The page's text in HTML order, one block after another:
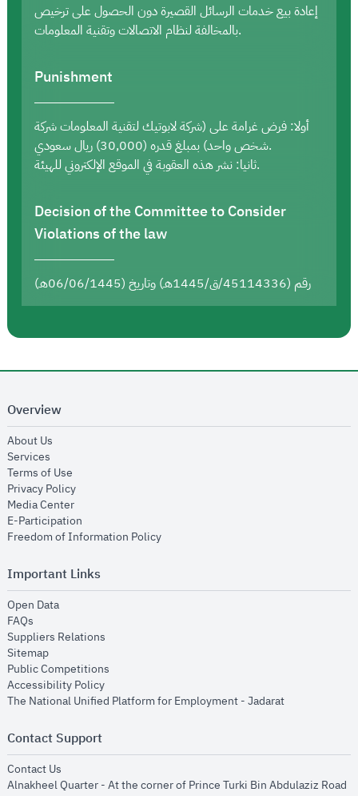
إعادة بيع خدمات الرسائل القصيرة دون الحصول على ترخيص
بالمخالفة لنظام الاتصالات وتقنية المعلومات.
Punishment
أولا: فرض غرامة على (شركة لابوتيك لتقنية المعلومات شركة
شخص واحد) بمبلغ قدره (30,000) ريال سعودي.
ثانيا: نشر هذه العقوبة في الموقع الإلكتروني للهيئة.
Decision of the Committee to Consider
Violations of the law
رقم (45114336/ق/1445هـ) وتاريخ (06/06/1445هـ)
Overview
About Us
Services
Terms of Use
Privacy Policyopens in new window
Media Centeropens in new window
E-Participation
Freedom of Information Policyopens in new window
Important Links
Open Dataopens in new window
FAQs
Suppliers Relations
Sitemapopens in new window
Public Competitions
Accessibility Policyopens in new window
The National Unified Platform for Employment - Jadaratopens in new
Contact Support
Contact Us
Alnakheel Quarter - At the corner of Prince Turki Bin Abdulaziz Road